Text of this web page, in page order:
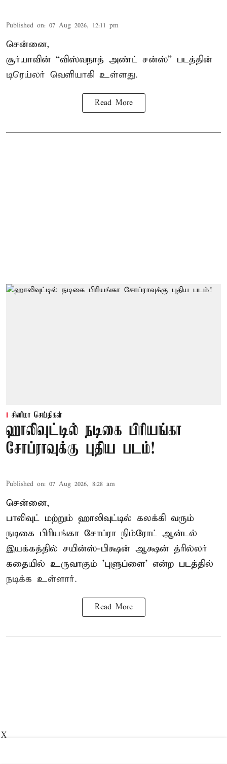
Published on: 07 Aug 2026, 12:11 pm
சென்னை,
சூர்யாவின் “விஸ்வநாத் அண்ட் சன்ஸ்” படத்தின்
டிரெய்லர் வெளியாகி உள்ளது.
Read More
சினிமா செய்திகள்
ஹாலிவுட்டில் நடிகை பிரியங்கா
சோப்ராவுக்கு புதிய படம்!
Published on: 07 Aug 2026, 8:28 am
சென்னை,
பாலிவுட் மற்றும் ஹாலிவுட்டில் கலக்கி வரும்
நடிகை பிரியங்கா சோப்ரா நிம்ரோட் ஆன்டல்
இயக்கத்தில் சயின்ஸ்-பிக்ஷன் ஆக்ஷன் த்ரில்லர்
கதையில் உருவாகும் 'புளுப்ளை' என்ற படத்தில்
நடிக்க உள்ளார்.
Read More
X